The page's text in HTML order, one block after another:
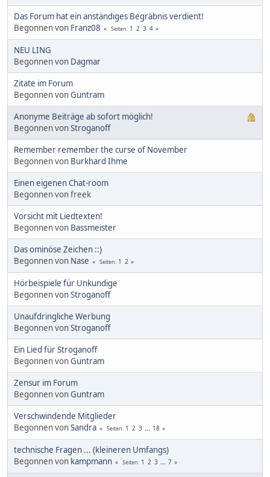
Das Forum hat ein anständiges Begräbnis verdient!
Begonnen von Franz08 Seiten 1 2 3 4
NEU LING
Begonnen von Dagmar
Zitate im Forum
Begonnen vonGuntram
Anonyme Beiträge ab sofort möglich!
Begonnen vonStroganoff
Remember remember the curse of November
Begonnen von Burkhard Ihme
Einen eigenen Chat-room
Begonnen von freek
Vorsicht mit Liedtexten!
Begonnen von Bassmeister
Das ominöse Zeichen ::)
Begonnen von Nase Seiten 1 2
Hörbeispiele für Unkundige
Begonnen vonStroganoff
Unaufdringliche Werbung
Begonnen vonStroganoff
Ein Lied für Stroganoff
Begonnen vonGuntram
Zensur im Forum
Begonnen vonGuntram
Verschwindende Mitglieder
Begonnen vonSandra Seiten 1 2 3 ... 18
technische Fragen ... (kleineren Umfangs)
Begonnen von kampmann Seiten 1 2 3 ... 7